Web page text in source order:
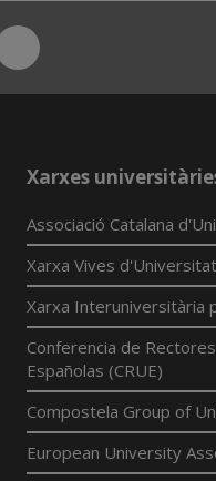
Bluesky
Xarxes
Associació Catalana
Xarxa Vives
Xarxa Interuniversitària
Conferencia de
Españolas (CRUE)
Compostela Group of
European University